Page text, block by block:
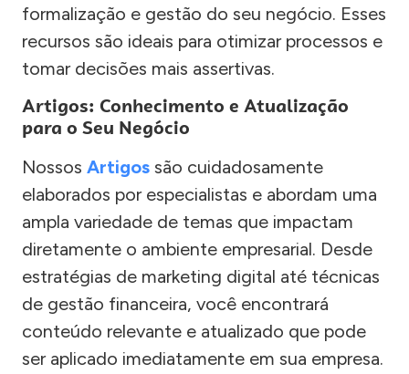
formalização e gestão do seu negócio. Esses
recursos são ideais para otimizar processos e
tomar decisões mais assertivas.
Artigos: Conhecimento e Atualização
para o Seu Negócio
Nossos Artigos são cuidadosamente
elaborados por especialistas e abordam uma
ampla variedade de temas que impactam
diretamente o ambiente empresarial. Desde
estratégias de marketing digital até técnicas
de gestão financeira, você encontrará
conteúdo relevante e atualizado que pode
ser aplicado imediatamente em sua empresa.